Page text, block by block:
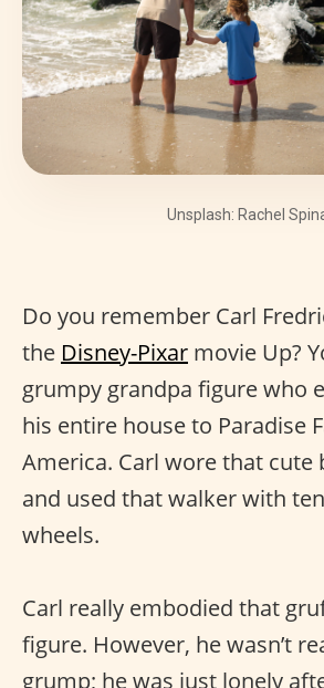
Unsplash: Rachel
Do you remember Carl
the Disney-Pixar movie Up?
grumpy grandpa figure who
his entire house to Paradise
America. Carl wore that cute
and used that walker with
wheels.
Carl really embodied that
figure. However, he wasn’t
grump; he was just lonely